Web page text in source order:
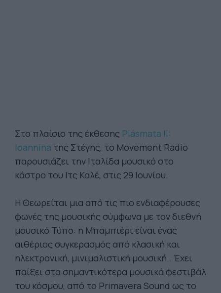
Στο πλαίσιο της έκθεσης Plásmata II:
Ioannina της Στέγης, το Movement Radio
παρουσιάζει την Ιταλίδα μουσικό στο
κάστρο του Ιτς Καλέ, στις 29 Ιουνίου.
Η Θεωρείται μια από τις πιο ενδιαφέρουσες
φωνές της μουσικής σύμφωνα με τον διεθνή
μουσικό Τύπο: η Μπαμπιέρι είναι ένας
αιθέριος συγκερασμός από κλασική και
ηλεκτρονική, μινιμαλιστική μουσική.. Έχει
παίξει στα σημαντικότερα μουσικά φεστιβάλ
του κόσμου, από το Primavera Sound ως το